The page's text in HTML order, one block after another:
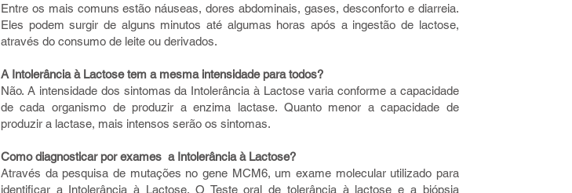
Entre os mais comuns estão náuseas, dores abdominais, gases, desconforto e diarreia.
Eles podem surgir de alguns minutos até algumas horas após a ingestão de lactose,
através do consumo de leite ou derivados.
A Intolerância à Lactose tem a mesma intensidade para todos?
Não. A intensidade dos sintomas da Intolerância à Lactose varia conforme a capacidade
de cada organismo de produzir a enzima lactase. Quanto menor a capacidade de
produzir a lactase, mais intensos serão os sintomas.
Como diagnosticar por exames a Intolerância à Lactose?
Através da pesquisa de mutações no gene MCM6, um exame molecular utilizado para
identificar a Intolerância à Lactose. O Teste oral de tolerância à lactose e a biópsia